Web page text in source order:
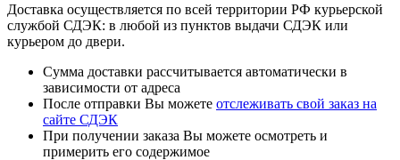
Доставка осуществляется по всей территории РФ курьерской
службой СДЭК: в любой из пунктов выдачи СДЭК или
курьером до двери.
Сумма доставки рассчитывается автоматически в
зависимости от адреса
После отправки Вы можете отслеживать свой заказ на
сайте СДЭК
При получении заказа Вы можете осмотреть и
примерить его содержимое